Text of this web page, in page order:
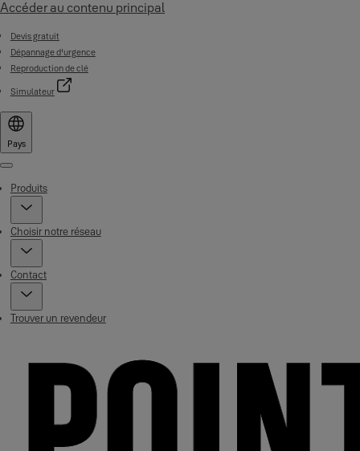
Accéder au contenu principal
Devis gratuit
Dépannage d'urgence
Reproduction de clé
Simulateur
Pays
Menu
Produits
Choisir notre réseau
Contact
Trouver un revendeur